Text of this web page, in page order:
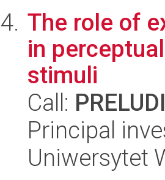
The role of
in
stimuli
Call:
Principal
Uniwersytet